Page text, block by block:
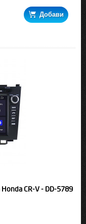
Добави
CR-V - DD-5789